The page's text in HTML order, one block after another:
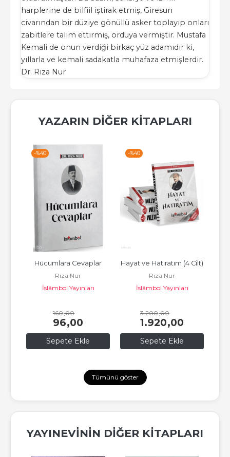
harplerine de bilfiil iştirak etmiş, Giresun
civarından bir düziye gönüllü asker toplayıp onları
zabitlere talim ettirmiş, orduya vermiştir. Mustafa
Kemali de onun verdiği birkaç yüz adamıdır ki,
yıllarla ve kemali sadakatla muhafaza etmişlerdir.
Dr. Rıza Nur
YAZARIN DIĞER KITAPLARI
-%40
Sepete Ekle
Hücumlara Cevaplar
Rıza Nur
İslâmbol Yayınları
160,00
96,00
-%40
Sepete Ekle
Hayat ve Hatıratım (4 Cilt)
Rıza Nur
İslâmbol Yayınları
3.200,00
1.920,00
Tümünü göster
YAYINEVININ DIĞER KITAPLARI